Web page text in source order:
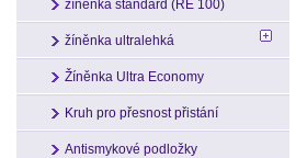
žíněnka standard (RE 100)
žíněnka ultralehká
Žíněnka Ultra Economy
Kruh pro přesnost přistání
Antismykové podložky